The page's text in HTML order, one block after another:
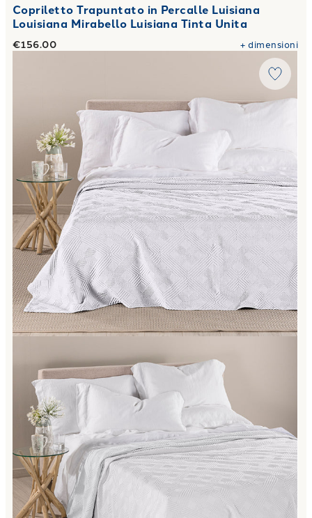
Copriletto Trapuntato in Percalle Luisiana
Louisiana Mirabello Luisiana Tinta Unita
€156.00 +dimensioni
Copriletto Estivo Matrimoniale garda in Raso